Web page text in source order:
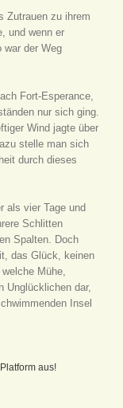
Zutrauen zu ihrem
und wenn er
der Weg
Fort-Esperance,
nur sich ging.
Wind jagte über
stelle man sich
durch dieses
als vier Tage und
Schlitten
Spalten. Doch
das Glück, keinen
Mühe,
Unglücklichen dar,
Insel
aus!